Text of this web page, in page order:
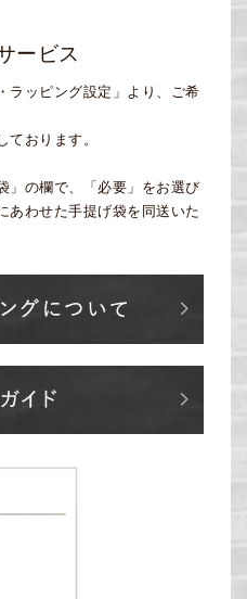
ービス
ラッピング設定」より、ご希
ております。
」の欄で、「必要」をお選び
あわせた手提げ袋を同送いた